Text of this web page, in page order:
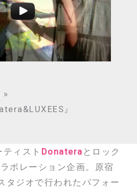
』
ィスト Donatera とロック
ボレーション企画。原宿
タジオで行われたパフォー